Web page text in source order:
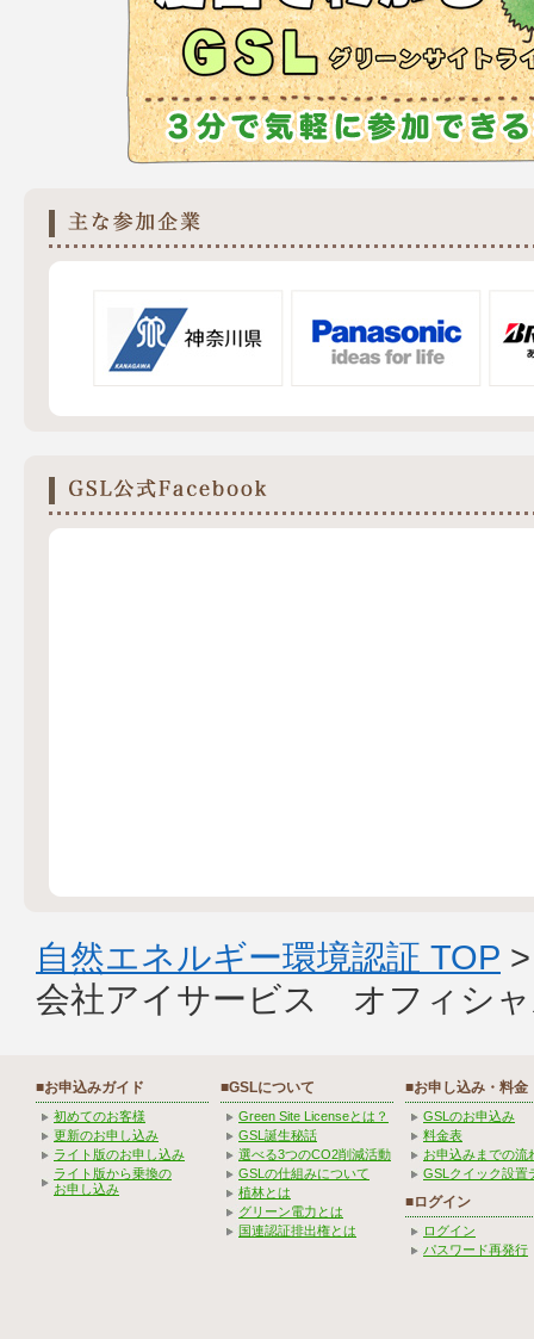
自然エネルギー環境認証 TOP
会社アイサービス オフィシ
■お申込みガイド
初めてのお客様
更新のお申し込み
ライト版のお申し込み
ライト版から乗換の
お申し込み
■GSLについて
Green Site Licenseとは？
GSL誕生秘話
選べる3つのCO2削減活動
GSLの仕組みについて
植林とは
グリーン電力とは
国連認証排出権とは
■お申し込み・料金
GSLのお申込み
料金表
お申込みまでの流
GSLクイック設置
■ログイン
ログイン
パスワード再発行